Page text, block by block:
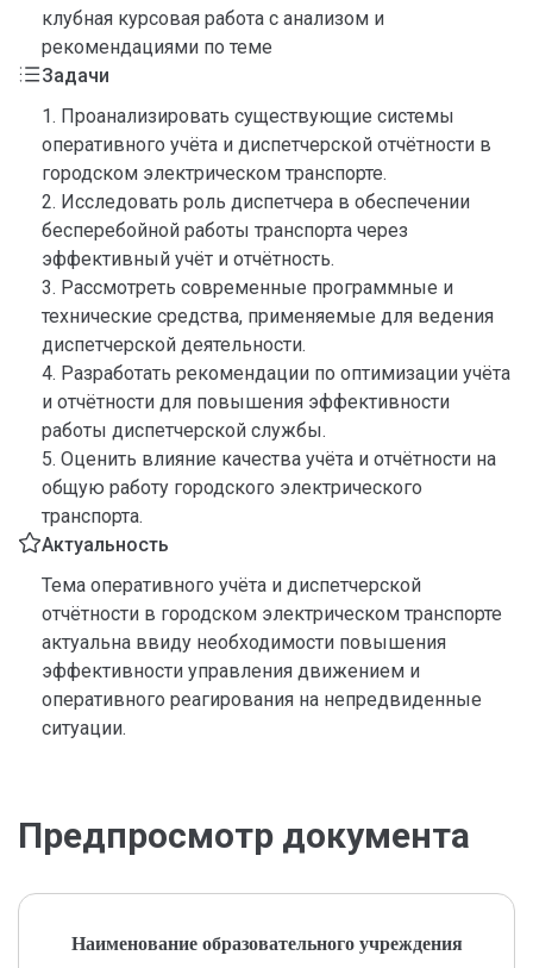
клубная курсовая работа с анализом и
рекомендациями по теме
Задачи
1. Проанализировать существующие системы
оперативного учёта и диспетчерской отчётности в
городском электрическом транспорте.
2. Исследовать роль диспетчера в обеспечении
бесперебойной работы транспорта через
эффективный учёт и отчётность.
3. Рассмотреть современные программные и
технические средства, применяемые для ведения
диспетчерской деятельности.
4. Разработать рекомендации по оптимизации учёта
и отчётности для повышения эффективности
работы диспетчерской службы.
5. Оценить влияние качества учёта и отчётности на
общую работу городского электрического
транспорта.
Актуальность
Тема оперативного учёта и диспетчерской
отчётности в городском электрическом транспорте
актуальна ввиду необходимости повышения
эффективности управления движением и
оперативного реагирования на непредвиденные
ситуации.
Предпросмотр документа
Наименование образовательного учреждения